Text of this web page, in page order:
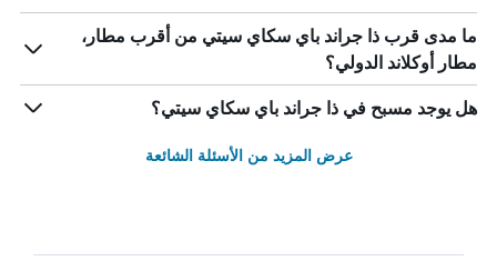
ما مدى قرب ذا جراند باي سكاي سيتي من أقرب مطار،
مطار أوكلاند الدولي؟
هل يوجد مسبح في ذا جراند باي سكاي سيتي؟
عرض المزيد من الأسئلة الشائعة